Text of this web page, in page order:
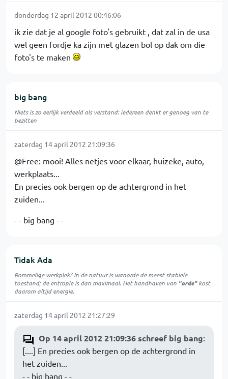
donderdag 12 april 2012 00:46:06
ik zie dat je al google foto's gebruikt , dat zal in de usa
wel geen fordje ka zijn met glazen bol op dak om die
foto's te maken
big bang
Niets is zo eerlijk verdeeld als verstand: iedereen denkt er genoeg van te
bezitten
zaterdag 14 april 2012 21:09:36
@Free: mooi! Alles netjes voor elkaar, huizeke, auto,
werkplaats...
En precies ook bergen op de achtergrond in het
zuiden...
- - big bang - -
Tidak Ada
Rommelige werkplek?In de natuur iswanordede meest stabiele
toestand; de entropie is dan maximaal. Het handhaven van "orde"kost
daarom altijd energie.
zaterdag 14 april 2012 21:27:29
Op 14 april 2012 21:09:36 schreef big bang:
[....] En precies ook bergen op de achtergrond in
het zuiden...
- - big bang - -